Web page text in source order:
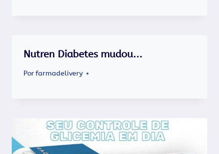
Nutren Diabetes mudou…
Porfarmadelivery